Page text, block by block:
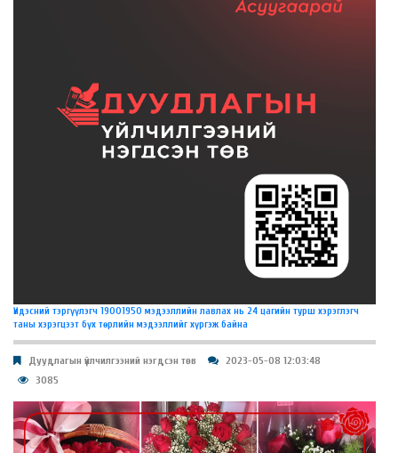
Үндэсний тэргүүлэгч 19001950 мэдээллийн лавлах нь 24 цагийн турш хэрэглэгч
таны хэрэгцээт бүх төрлийн мэдээллийг хүргэж байна
Дуудлагын үйлчилгээний нэгдсэн төв
2023-05-08 12:03:48
3085